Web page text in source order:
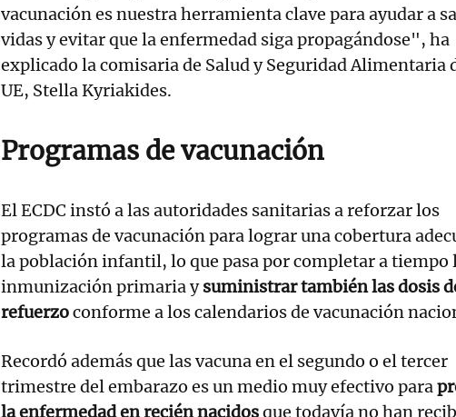
vacunación es nuestra herramienta clave para ayudar a
vidas y evitar que la enfermedad siga propagándose", ha
explicado la comisaria de Salud y Seguridad Alimentaria
UE, Stella Kyriakides.
Programas de vacunación
El ECDC instó a las autoridades sanitarias a reforzar los
programas de vacunación para lograr una cobertura
la población infantil, lo que pasa por completar a tiempo
inmunización primaria ysuministrar también las dosis
refuerzoconforme a los calendarios de vacunación
Recordó además que las vacuna en el segundo o el tercer
trimestre del embarazo es un medio muy efectivo para
la enfermedad en recién nacidosque todavía no han